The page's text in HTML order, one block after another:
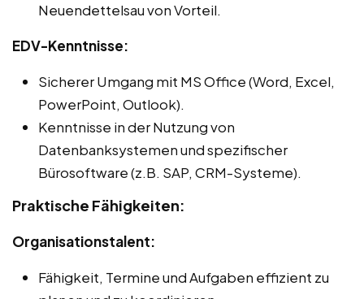
Neuendettelsau von Vorteil.
EDV-Kenntnisse:
Sicherer Umgang mit MS Office (Word, Excel,
PowerPoint, Outlook).
Kenntnisse in der Nutzung von
Datenbanksystemen und spezifischer
Bürosoftware (z.B. SAP, CRM-Systeme).
Praktische Fähigkeiten:
Organisationstalent:
Fähigkeit, Termine und Aufgaben effizient zu